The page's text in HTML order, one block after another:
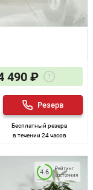
490 ₽
Бесплатный резерв
в течении 24 часов
Резерв
Рейтинг
состояния
4.6